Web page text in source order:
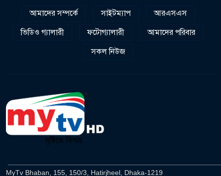
আমাদের সম্পর্কে সাইটম্যাপ
আরএসএস
ভিডিও গ্যালারী
ফটোগ্যালারী
আমাদের পরিবার
সকল নিউজ
MyTv Bhaban, 155, 150/3, Hatirjheel, Dhaka-1219